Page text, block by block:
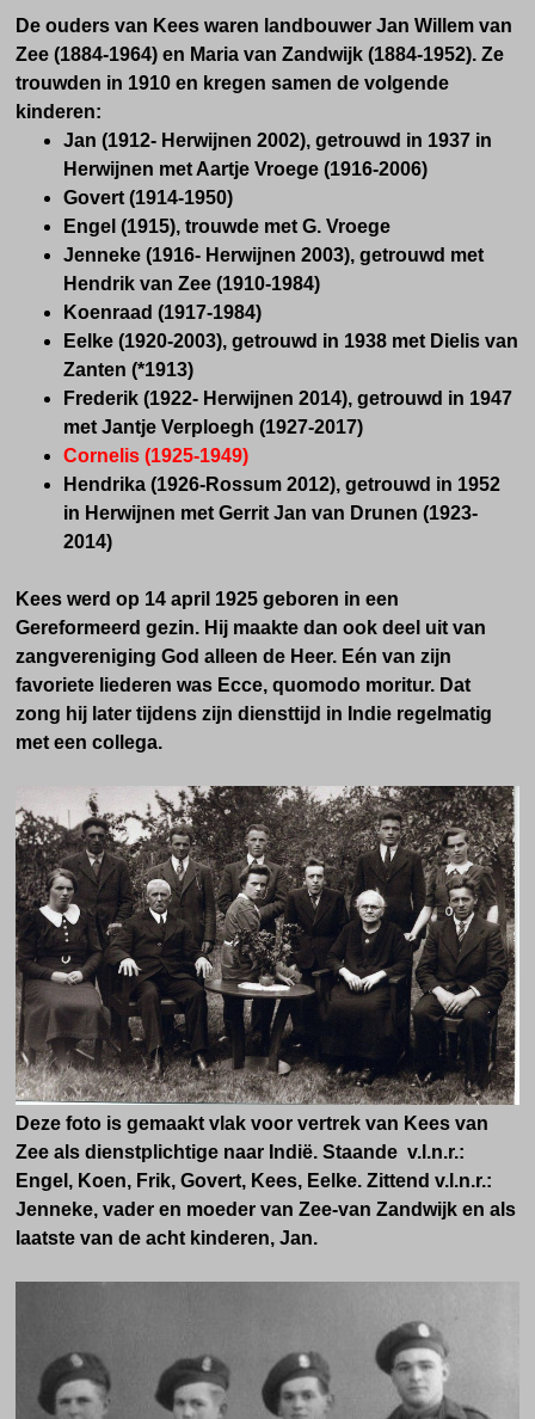
De ouders van Kees waren landbouwer Jan Willem van
Zee (1884-1964) en Maria van Zandwijk (1884-1952). Ze
trouwden in 1910 en kregen samen de volgende
kinderen:
Jan (1912- Herwijnen 2002), getrouwd in 1937 in
Herwijnen met Aartje Vroege (1916-2006)
Govert (1914-1950)
Engel (1915), trouwde met G. Vroege
Jenneke (1916- Herwijnen 2003), getrouwd met
Hendrik van Zee (1910-1984)
Koenraad (1917-1984)
Eelke (1920-2003), getrouwd in 1938 met Dielis van
Zanten (*1913)
Frederik (1922- Herwijnen 2014), getrouwd in 1947
met Jantje Verploegh (1927-2017)
Cornelis (1925-1949)
Hendrika (1926-Rossum 2012), getrouwd in 1952
in Herwijnen met Gerrit Jan van Drunen (1923-
2014)
Kees werd op 14 april 1925 geboren in een
Gereformeerd gezin. Hij maakte dan ook deel uit van
zangvereniging God alleen de Heer. Eén van zijn
favoriete liederen was Ecce, quomodo moritur. Dat
zong hij later tijdens zijn diensttijd in Indie regelmatig
met een collega.
Deze foto is gemaakt vlak voor vertrek van Kees van
Zee als dienstplichtige naar Indië. Staande v.l.n.r.:
Engel, Koen, Frik, Govert, Kees, Eelke. Zittend v.l.n.r.:
Jenneke, vader en moeder van Zee-van Zandwijk en als
laatste van de acht kinderen, Jan.